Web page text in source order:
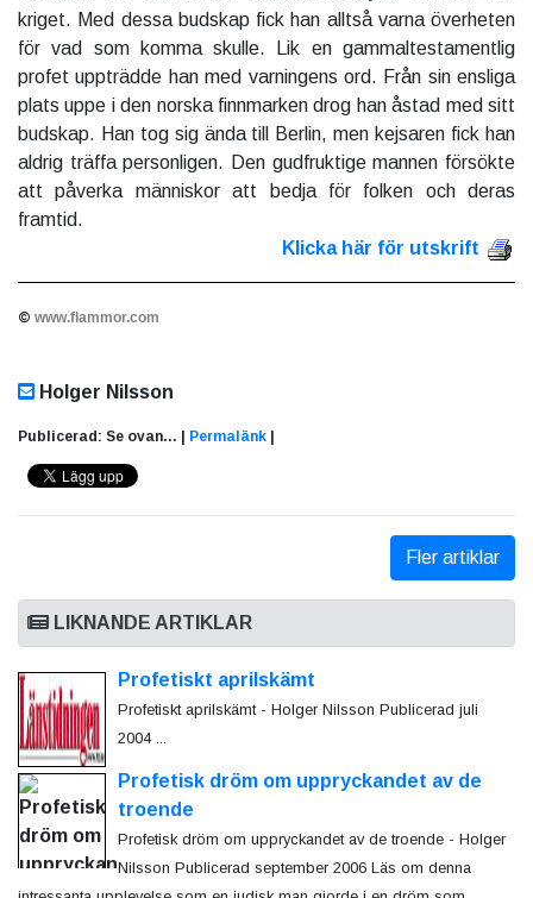
kriget. Med dessa budskap fick han alltså varna överheten
för vad som komma skulle. Lik en gammaltestamentlig
profet uppträdde han med varningens ord. Från sin ensliga
plats uppe i den norska finnmarken drog han åstad med sitt
budskap. Han tog sig ända till Berlin, men kejsaren fick han
aldrig träffa personligen. Den gudfruktige mannen försökte
att påverka människor att bedja för folken och deras
framtid.
Klicka här för utskrift
© www.flammor.com
Holger Nilsson
Publicerad: Se ovan... | Permalänk
Fler artiklar
LIKNANDE ARTIKLAR
Profetiskt aprilskämt
Profetiskt aprilskämt - Holger Nilsson Publicerad juli
2004 ...
Profetisk dröm om uppryckandet av de
troende
Profetisk dröm om uppryckandet av de troende - Holger
Nilsson Publicerad september 2006 Läs om denna